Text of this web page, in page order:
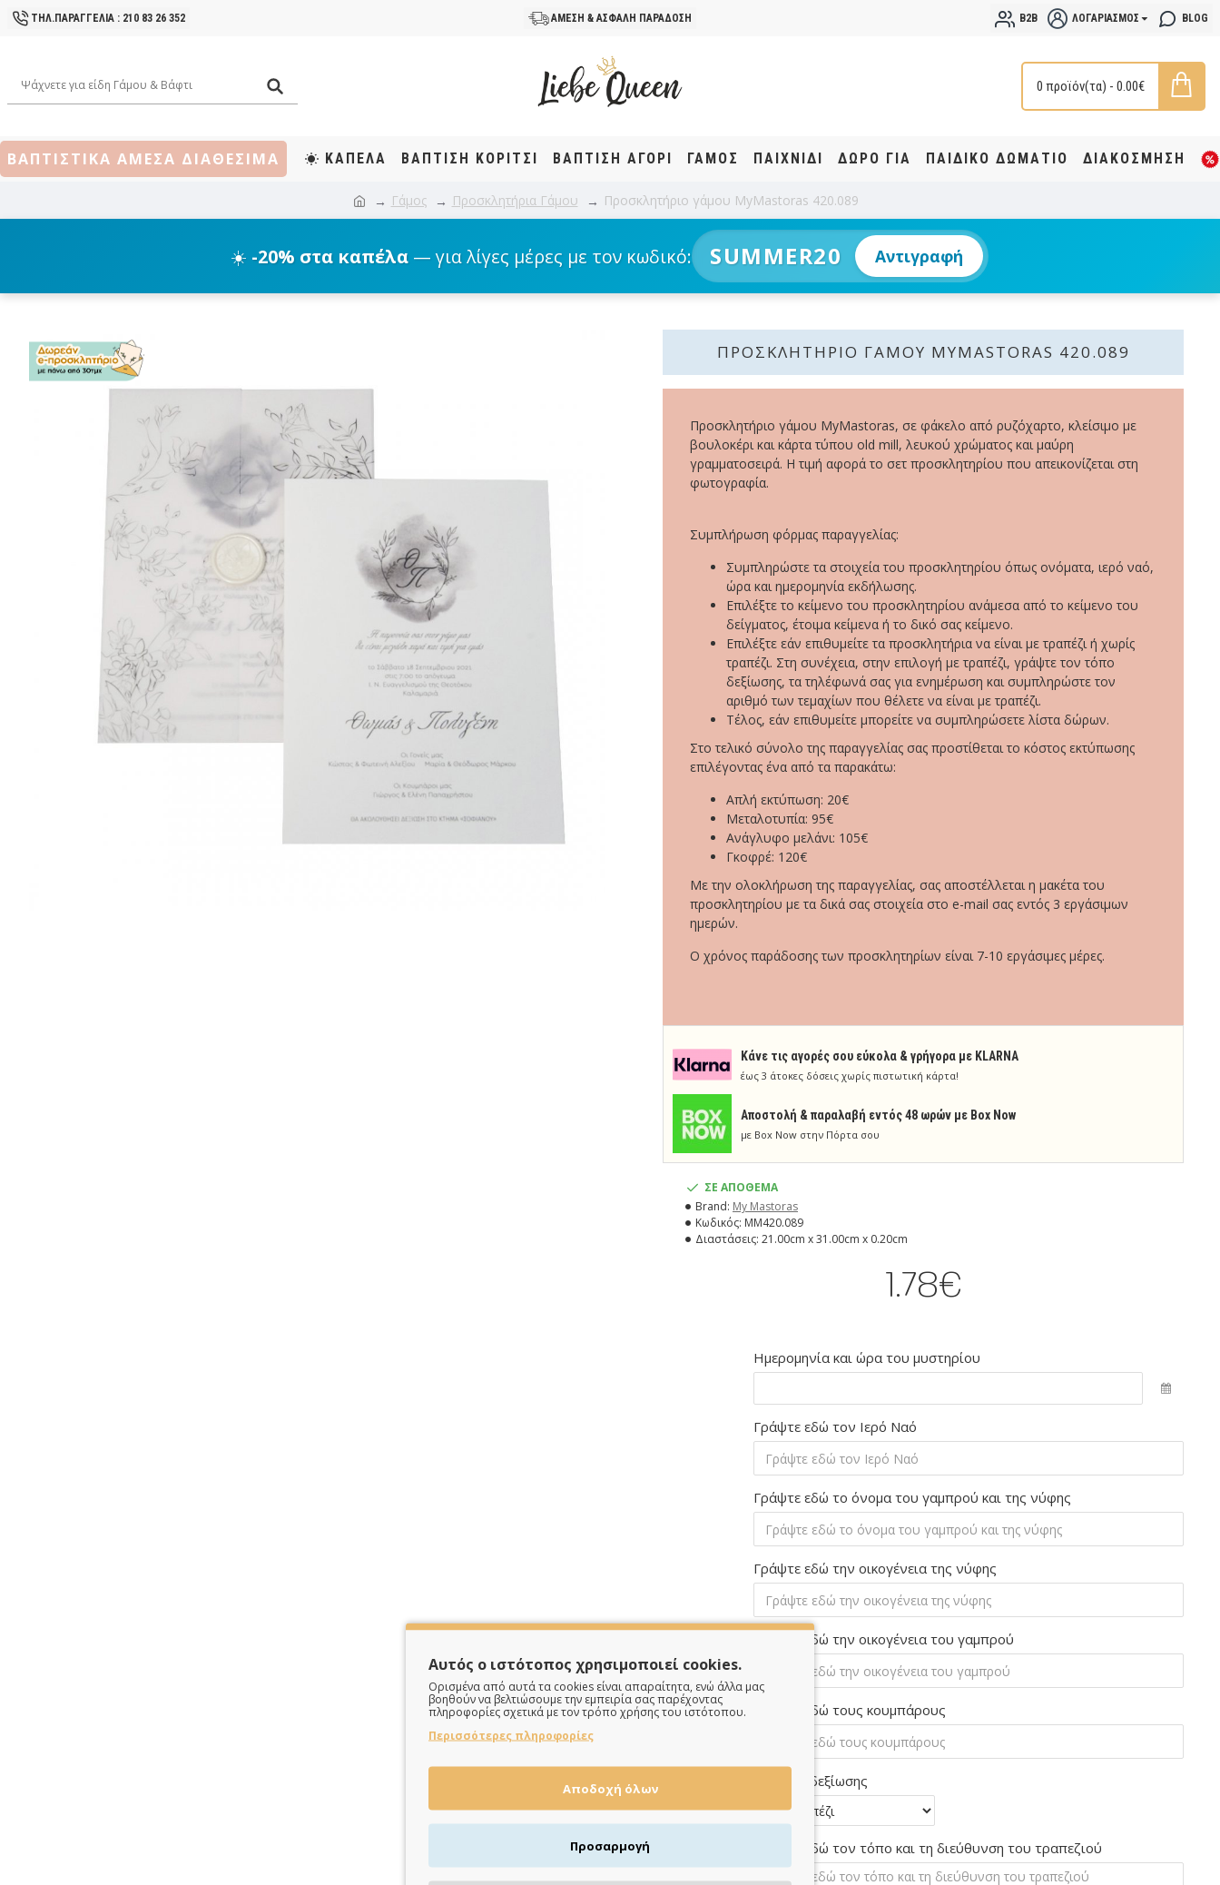
ΤΗΛ.ΠΑΡΑΓΓΕΛΙΑ : 210 83 26 352 ΑΜΕΣΗ & ΑΣΦΑΛΗ ΠΑΡΑΔΟΣΗ B2B ΛΟΓΑΡΙΑΣΜΌΣ BLOG
0 προϊόν(τα) - 0.00€
ΒΑΠΤΙΣΤΙΚΑ ΑΜΕΣΑ ΔΙΑΘΕΣΙΜΑ ΚΑΠΕΛΑ ΒΆΠΤΙΣΗ KOΡΊΤΣΙ ΒΆΠΤΙΣΗ ΑΓΌΡΙ ΓΑΜΟΣ ΠΑΙΧΝΙΔΙ ΔΩΡΟ ΓΙΑ ΠΑΙΔΙΚΟ ΔΩΜΑΤΙΟ ΔΙΑΚΟΣΜΗΣΗ
Γάμος Προσκλητήρια Γάμου Προσκλητήριο γάμου MyMastoras 420.089
☀️ -20% στα καπέλα — για λίγες μέρες με τον κωδικό: SUMMER20 Αντιγραφή
ΠΡΟΣΚΛΗΤΉΡΙΟ ΓΆΜΟΥ MYMASTORAS 420.089
Κάνε τις αγορές σου εύκολα & γρήγορα με KLARNA
έως 3 άτοκες δόσεις χωρίς πιστωτική κάρτα!
Aποστολή & παραλαβή εντός 48 ωρών με Box Now
με Box Now στην Πόρτα σου
Προσκλητήριο γάμου MyMastoras, σε φάκελο από ρυζόχαρτο, κλείσιμο με
βουλοκέρι και κάρτα τύπου old mill, λευκού χρώματος και μαύρη
γραμματοσειρά. Η τιμή αφορά το σετ προσκλητηρίου που απεικονίζεται στη
φωτογραφία.
Συμπλήρωση φόρμας παραγγελίας:
Συμπληρώστε τα στοιχεία του προσκλητηρίου όπως ονόματα, ιερό ναό,
ώρα και ημερομηνία εκδήλωσης.
Επιλέξτε το κείμενο του προσκλητηρίου ανάμεσα από το κείμενο του
δείγματος, έτοιμα κείμενα ή το δικό σας κείμενο.
Επιλέξτε εάν επιθυμείτε τα προσκλητήρια να είναι με τραπέζι ή χωρίς
τραπέζι. Στη συνέχεια, στην επιλογή με τραπέζι, γράψτε τον τόπο
δεξίωσης, τα τηλέφωνά σας για ενημέρωση και συμπληρώστε τον
αριθμό των τεμαχίων που θέλετε να είναι με τραπέζι.
Τέλος, εάν επιθυμείτε μπορείτε να συμπληρώσετε λίστα δώρων.
Στο τελικό σύνολο της παραγγελίας σας προστίθεται το κόστος εκτύπωσης
επιλέγοντας ένα από τα παρακάτω:
Απλή εκτύπωση: 20€
Μεταλοτυπία: 95€
Ανάγλυφο μελάνι: 105€
Γκοφρέ: 120€
Με την ολοκλήρωση της παραγγελίας, σας αποστέλλεται η μακέτα του
προσκλητηρίου με τα δικά σας στοιχεία στο e-mail σας εντός 3 εργάσιμων
ημερών.
Ο χρόνος παράδοσης των προσκλητηρίων είναι 7-10 εργάσιμες μέρες.
ΣΕ ΑΠΟΘΕΜΑ
Brand: My Mastoras
Κωδικός: MM420.089
Διαστάσεις: 21.00cm x 31.00cm x 0.20cm
1.78€
Ημερομηνία και ώρα του μυστηρίου
Γράψτε εδώ τον Ιερό Ναό
Γράψτε εδώ το όνομα του γαμπρού και της νύφης
Γράψτε εδώ την οικογένεια της νύφης
Γράψτε εδώ την οικογένεια του γαμπρού
Γράψτε εδώ τους κουμπάρους
Τραπέζι δεξίωσης
Γράψτε εδώ τον τόπο και τη διεύθυνση του τραπεζιού
Αυτός ο ιστότοπος χρησιμοποιεί cookies.
Ορισμένα από αυτά τα cookies είναι απαραίτητα, ενώ άλλα μας
βοηθούν να βελτιώσουμε την εμπειρία σας παρέχοντας
πληροφορίες σχετικά με τον τρόπο χρήσης του ιστότοπου.
Περισσότερες πληροφορίες
Αποδοχή όλων
Προσαρμογή